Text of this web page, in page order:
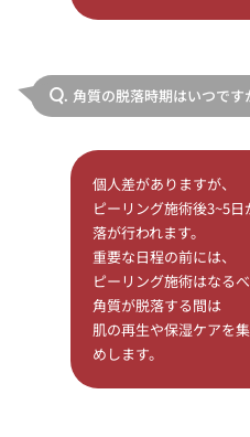
Q. 角質の脱落時期はいつです
個人差がありますが、
ピーリング施術後3~5
落が行われます。
重要な日程の前には、
ピーリング施術はなる
角質が脱落する間は
肌の再生や保湿ケアを
めします。